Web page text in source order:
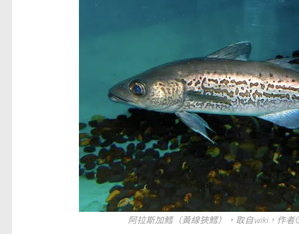
阿拉斯加鱈（黃線狹鱈），取自wiki，作者